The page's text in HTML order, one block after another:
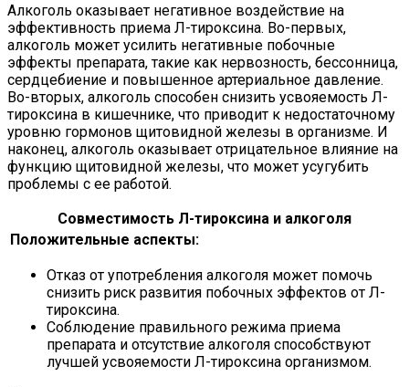
Алкоголь оказывает негативное воздействие на
эффективность приема Л-тироксина. Во-первых,
алкоголь может усилить негативные побочные
эффекты препарата, такие как нервозность, бессонница,
сердцебиение и повышенное артериальное давление.
Во-вторых, алкоголь способен снизить усвояемость Л-
тироксина в кишечнике, что приводит к недостаточному
уровню гормонов щитовидной железы в организме. И
наконец, алкоголь оказывает отрицательное влияние на
функцию щитовидной железы, что может усугубить
проблемы с ее работой.
Совместимость Л-тироксина и алкоголя
Положительные аспекты:
Отказ от употребления алкоголя может помочь
снизить риск развития побочных эффектов от Л-
тироксина.
Соблюдение правильного режима приема
препарата и отсутствие алкоголя способствуют
лучшей усвояемости Л-тироксина организмом.